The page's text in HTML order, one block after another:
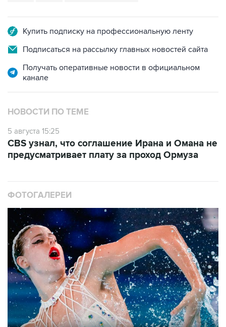
Купить подписку на профессиональную ленту
Подписаться на рассылку главных новостей сайта
Получать оперативные новости в официальном
канале
НОВОСТИ ПО ТЕМЕ
5 августа 15:25
CBS узнал, что соглашение Ирана и Омана не
предусматривает плату за проход Ормуза
ФОТОГАЛЕРЕИ